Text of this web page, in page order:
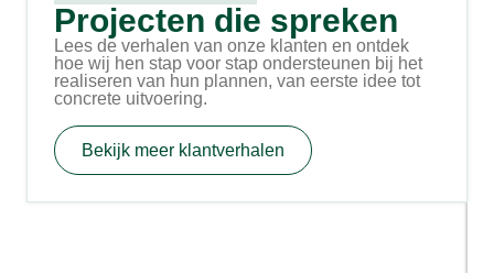
Projecten die spreken
Lees de verhalen van onze klanten en ontdek
hoe wij hen stap voor stap ondersteunen bij het
realiseren van hun plannen, van eerste idee tot
concrete uitvoering.
Bekijk meer klantverhalen